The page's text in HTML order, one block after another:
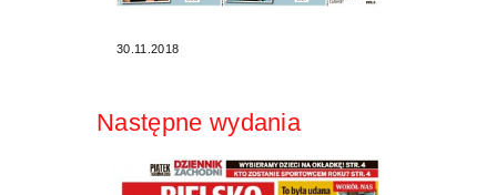
30.11.2018
Następne wydania